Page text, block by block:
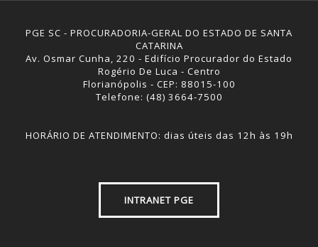
PGE SC - PROCURADORIA-GERAL DO ESTADO DE SANTA
CATARINA
Av. Osmar Cunha, 220 - Edifício Procurador do Estado
Rogério De Luca - Centro
Florianópolis - CEP: 88015-100
Telefone: (48) 3664-7500
HORÁRIO DE ATENDIMENTO: dias úteis das 12h às 19h
INTRANET PGE